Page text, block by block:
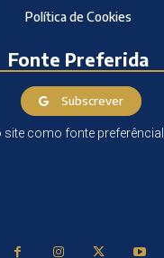
Política de Cookies
Fonte Preferida
Subscrever
como fonte